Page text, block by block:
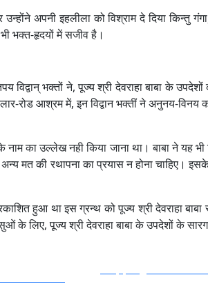
अपनी इहलीला को विश्राम दे दिया
भक्त-हृदयों में सजीव है।
भक्तों ने, पूज्य श्री देवराहा बाबा के
रोड आश्रम में, इन विद्वान भक्तीं ने अनुनय-
का उल्लेख नही किया जाना था। बाबा ने यह
रथापना का प्रयास न होना चाहिए। इसके
हुआ था इस ग्रन्थ को पूज्य श्री देवराहा
के लिए, पूज्य श्री देवराहा बाबा के उपदेशों के